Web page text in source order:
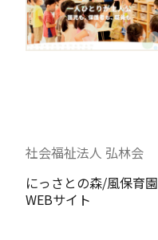
社会福祉法人 弘林会
にっさとの森/風保育園
WEBサイト